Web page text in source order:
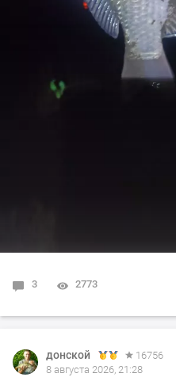
3 2773
донской
16756
8 августа 2026, 21:28